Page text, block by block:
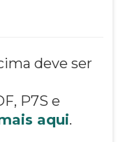
deve ser
P7S e
aqui.